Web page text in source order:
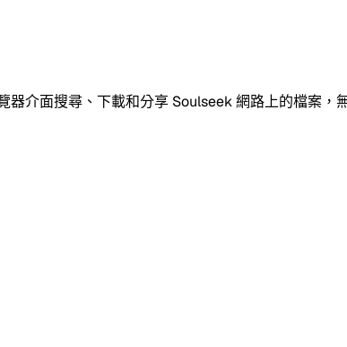
介面搜尋、下載和分享 Soulseek 網路上的檔案，